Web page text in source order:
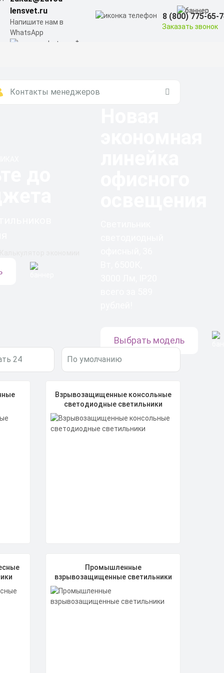
lensvet.ru
Напишите нам в
WhatsApp
8 (800) 775-65-
Заказать звонок
Контакты менеджеров
до
Выбрать модель
Взрывозащищенные консольные
светодиодные светильники
Промышленные
взрывозащищенные светильники